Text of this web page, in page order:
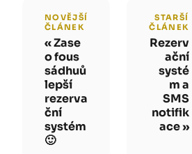
NOVĚJŠÍ
ČLÁNEK
Zase
o fous
sádhuů
lepší
rezerva
ční
systém
🙂
STARŠÍ
ČLÁNEK
Rezerv
ační
systé
m a
SMS
notifik
ace